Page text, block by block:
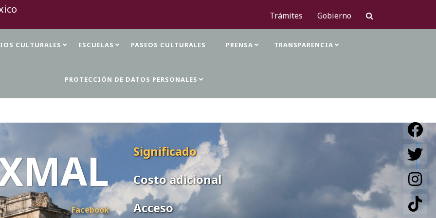
Trámites Gobierno
CULTURALES ESCUELAS PASEOS CULTURALES PRENSA TRANSPARENCIA
PROTECCIÓN DE DATOS PERSONALES
Facebook
Significado
Costo adicional
Acceso